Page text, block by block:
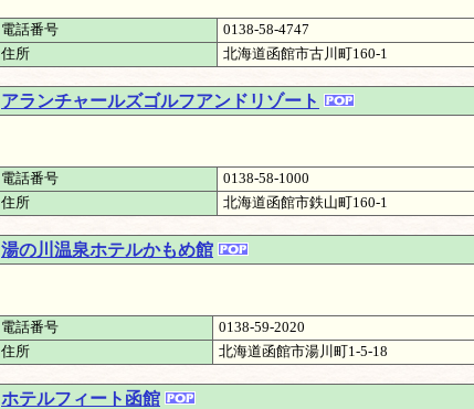
電話番号
0138-58-4747
住所
北海道函館市古川町160-1
アランチャールズゴルフアンドリゾート
電話番号
0138-58-1000
住所
北海道函館市鉄山町160-1
湯の川温泉ホテルかもめ館
電話番号
0138-59-2020
住所
北海道函館市湯川町1-5-18
ホテルフィート函館